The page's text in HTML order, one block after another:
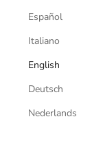
Español
Italiano
English
Deutsch
Nederlands